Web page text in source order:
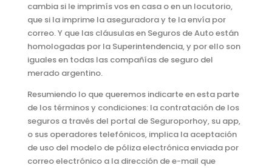
cambia si le imprimís vos en casa o en un locutorio,
que si la imprime la aseguradora y te la envía por
correo. Y que las cláusulas en Seguros de Auto están
homologadas por la Superintendencia, y por ello son
iguales en todas las compañías de seguro del
merado argentino.
Resumiendo lo que queremos indicarte en esta parte
de los términos y condiciones: la contratación de los
seguros a través del portal de Seguroporhoy, su app,
o sus operadores telefónicos, implica la aceptación
de uso del modelo de póliza electrónica enviada por
correo electrónico a la dirección de e-mail que